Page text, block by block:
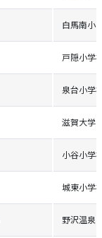
白馬南小
戸隠小学
泉台小学
滋賀大学
小谷小学
城東小学
野沢温泉